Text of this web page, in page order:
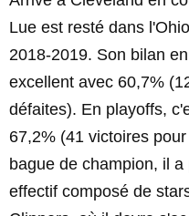
Lue est resté dans
2018-2019. Son bilan
excellent avec 60,7%
défaites). En playoffs,
67,2% (41 victoires
bague de champion, il
effectif composé de